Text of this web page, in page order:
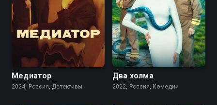
6.8
Медиатор
2024, Россия, Детективы
7.6 6.6
Два холма
2022, Россия, Комедии